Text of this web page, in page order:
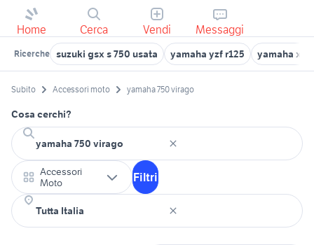
Home Cerca Vendi Messaggi
Ricerche suzuki gsx s 750 usata yamaha yzf r125 yamaha x-
Subito Accessori moto yamaha 750 virago
Cosa cerchi?
Accessori
Moto
Filtri